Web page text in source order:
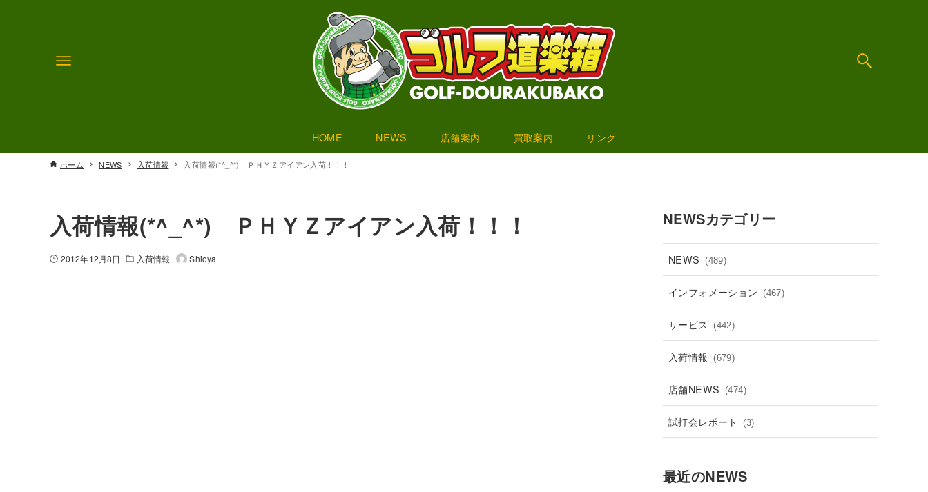
HOME NEWS 店舗案内 買取案内 リンク
ホーム NEWS 入荷情報 入荷情報(*^_^*) ＰＨＹＺアイアン入荷！！！
入荷情報(*^_^*) ＰＨＹＺアイアン入荷！！！
2012年12月8日 入荷情報 Shioya
NEWSカテゴリー
NEWS (489)
インフォメーション (467)
サービス (442)
入荷情報 (679)
店舗NEWS (474)
試打会レポート (3)
最近のNEWS